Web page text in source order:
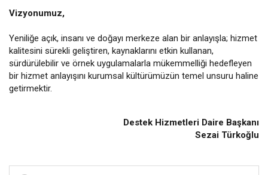
Vizyonumuz,
Yeniliğe açık, insanı ve doğayı merkeze alan bir anlayışla; hizmet
kalitesini sürekli geliştiren, kaynaklarını etkin kullanan,
sürdürülebilir ve örnek uygulamalarla mükemmelliği hedefleyen
bir hizmet anlayışını kurumsal kültürümüzün temel unsuru haline
getirmektir.
Destek Hizmetleri Daire Başkanı
Sezai Türkoğlu